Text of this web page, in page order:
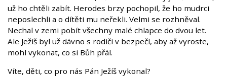
už ho chtěli zabít. Herodes brzy pochopil, že ho mudrci
neposlechli a o dítěti mu neřekli. Velmi se rozhněval.
Nechal v zemi pobít všechny malé chlapce do dvou let.
Ale Ježíš byl už dávno s rodiči v bezpečí, aby až vyroste,
mohl vykonat, co si Bůh přál.
Víte, děti, co pro nás Pán Ježíš vykonal?